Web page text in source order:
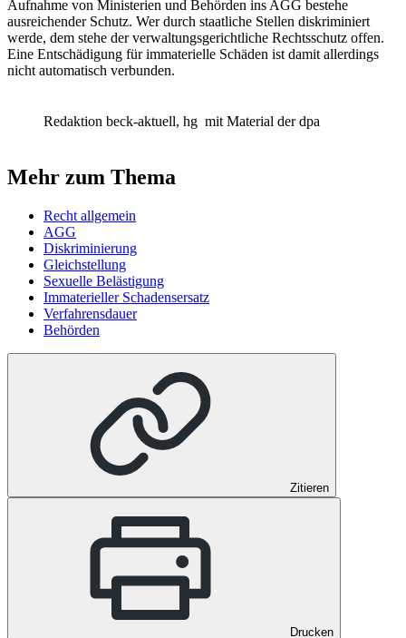
Aufnahme von Ministerien und Behörden ins AGG bestehe
ausreichender Schutz. Wer durch staatliche Stellen diskriminiert
werde, dem stehe der verwaltungsgerichtliche Rechtsschutz offen.
Eine Entschädigung für immaterielle Schäden ist damit allerdings
nicht automatisch verbunden.
Redaktion beck-aktuell, hg mit Material der dpa
Mehr zum Thema
Recht allgemein
AGG
Diskriminierung
Gleichstellung
Sexuelle Belästigung
Immaterieller Schadensersatz
Verfahrensdauer
Behörden
Zitieren
Drucken